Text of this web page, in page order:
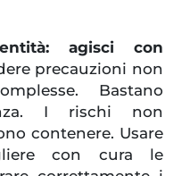
agisci con
precauzioni non
Bastano
I rischi non
contenere. Usare
con cura le